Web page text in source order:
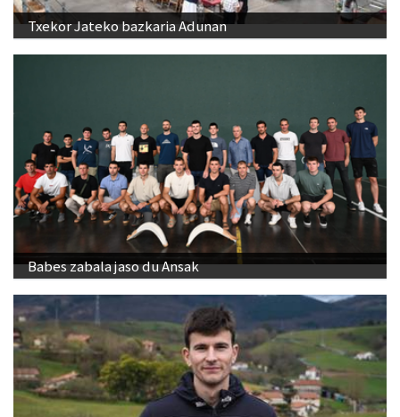
Txekor Jateko bazkaria Adunan
Babes zabala jaso du Ansak